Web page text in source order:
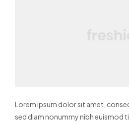
Lorem ipsum dolor sit amet,
sed diam nonummy nibh euismod